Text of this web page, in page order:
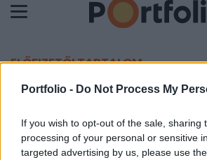
Portfolio - Do Not Process My
If you wish to opt-out of the sale, sharing
processing of your personal or sensitive
targeted advertising by us, please use
ELŐFIZETŐI TARTALOM
Vérszegény kínai
2021. december 15. 08:33